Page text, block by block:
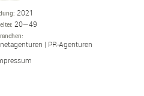
2021
20—49
PR-Agenturen